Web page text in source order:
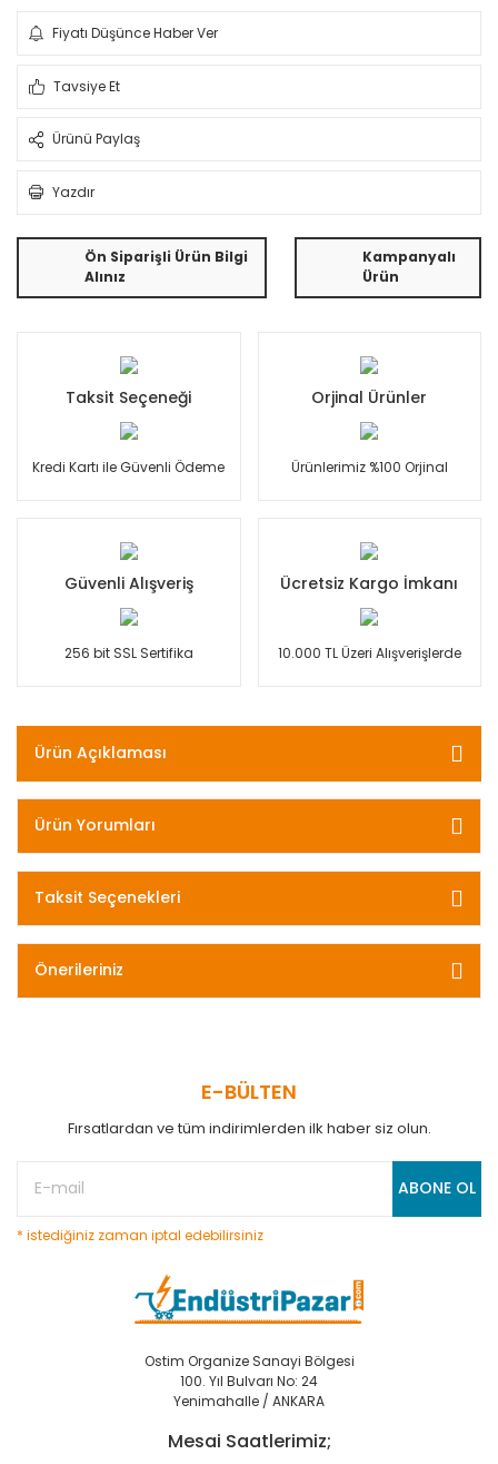
Fiyatı Düşünce Haber Ver
Tavsiye Et
Ürünü Paylaş
Yazdır
Ön Siparişli Ürün Bilgi
Alınız
Kampanyalı
Ürün
Taksit Seçeneği
Kredi Kartı ile Güvenli Ödeme
Orjinal Ürünler
Ürünlerimiz %100 Orjinal
Güvenli Alışveriş
256 bit SSL Sertifika
Ücretsiz Kargo İmkanı
10.000 TL Üzeri Alışverişlerde
Ürün Açıklaması
Ürün Yorumları
Taksit Seçenekleri
Önerileriniz
E-BÜLTEN
Fırsatlardan ve tüm indirimlerden ilk haber siz olun.
ABONE OL
* istediğiniz zaman iptal edebilirsiniz
Ostim Organize Sanayi Bölgesi
100. Yıl Bulvarı No: 24
Yenimahalle / ANKARA
Mesai Saatlerimiz;